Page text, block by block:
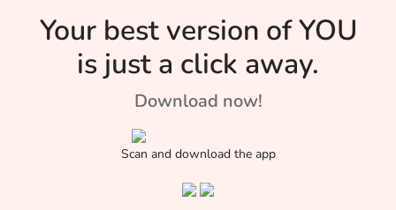
Your best version of YOU
is just a click away.
Download now!
Scan and download the app